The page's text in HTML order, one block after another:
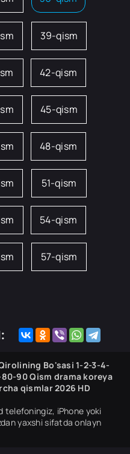
39-qism
42-qism
45-qism
48-qism
51-qism
54-qism
57-qism
Bo'sasi 1-2-3-4-
90 Qism drama koreya
qismlar 2026 HD
telefoningiz, iPhone yoki
yaxshi sifatda onlayn